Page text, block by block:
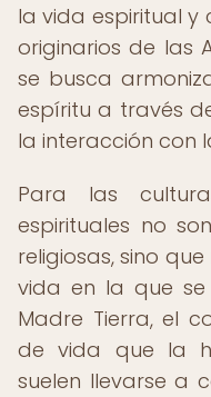
la vida espiritual y
originarios de las
se busca
espíritu a través
la interacción con
Para las
espirituales no
religiosas, sino
vida en la que
Madre Tierra, el
de vida que la
suelen llevarse a